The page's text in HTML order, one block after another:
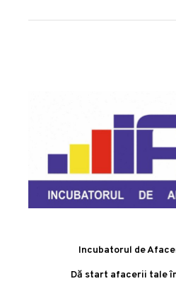
Incubatorul de
Dă start afacerii tale